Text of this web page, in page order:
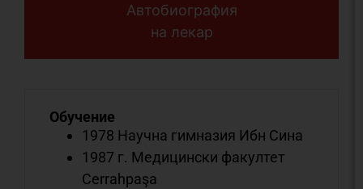
Автобиография
на лекар
Обучение
1978 Научна гимназия Ибн Сина
1987 г. Медицински факултет
Cerrahpaşa